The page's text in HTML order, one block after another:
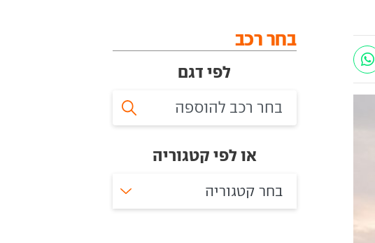
בחר רכב
לפי דגם
או לפי קטגוריה
בחר קטגוריה